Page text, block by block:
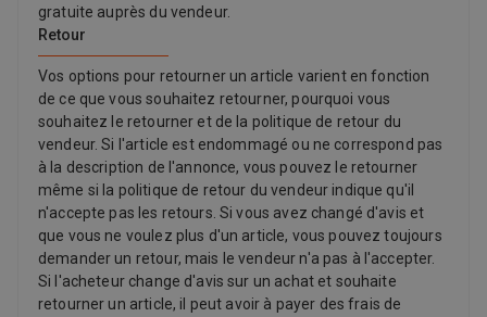
gratuite auprès du vendeur.
Retour
Vos options pour retourner un article varient en fonction
de ce que vous souhaitez retourner, pourquoi vous
souhaitez le retourner et de la politique de retour du
vendeur. Si l'article est endommagé ou ne correspond pas
à la description de l'annonce, vous pouvez le retourner
même si la politique de retour du vendeur indique qu'il
n'accepte pas les retours. Si vous avez changé d'avis et
que vous ne voulez plus d'un article, vous pouvez toujours
demander un retour, mais le vendeur n'a pas à l'accepter.
Si l'acheteur change d'avis sur un achat et souhaite
retourner un article, il peut avoir à payer des frais de